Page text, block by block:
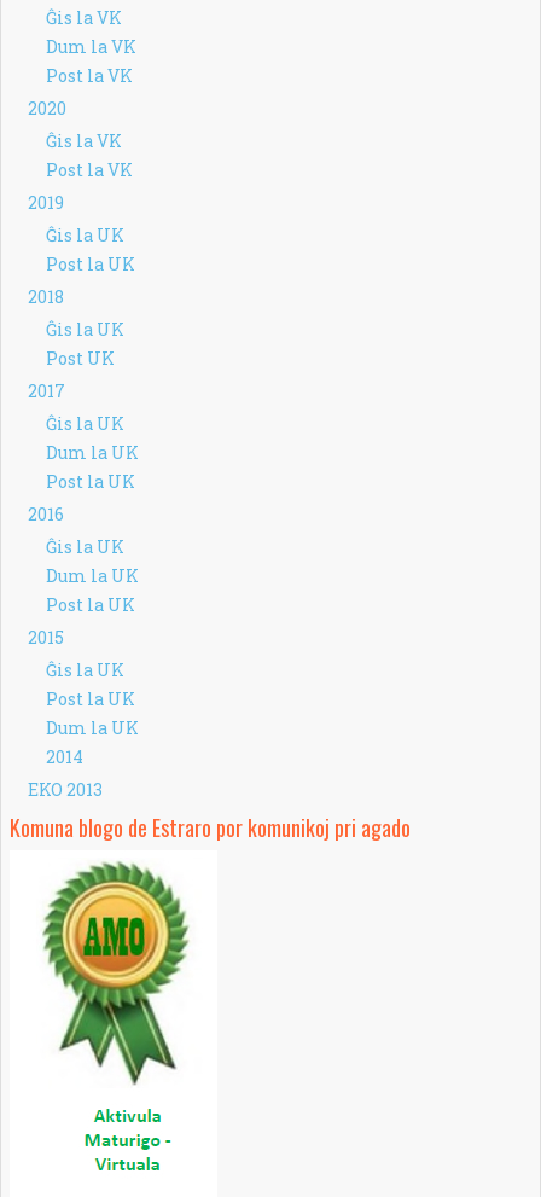
Ĝis la VK
Dum la VK
Post la VK
2020
Ĝis la VK
Post la VK
2019
Ĝis la UK
Post la UK
2018
Ĝis la UK
Post UK
2017
Ĝis la UK
Dum la UK
Post la UK
2016
Ĝis la UK
Dum la UK
Post la UK
2015
Ĝis la UK
Post la UK
Dum la UK
2014
EKO 2013
Komuna blogo de Estraro por komunikoj pri agado